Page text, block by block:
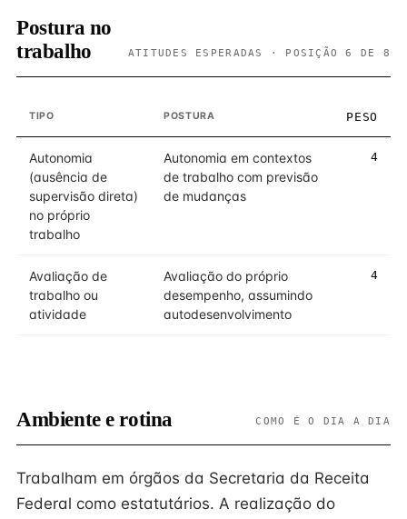
Postura no
trabalho
ATITUDES ESPERADAS · POSIÇÃO 6 DE 8
TIPO POSTURA PESO
Autonomia
(ausência de
supervisão direta)
no próprio
trabalho
Autonomia em contextos
de trabalho com previsão
de mudanças
4
Avaliação de
trabalho ou
atividade
Avaliação do próprio
desempenho, assumindo
autodesenvolvimento
4
Ambiente e rotina COMO É O DIA A DIA
Trabalham em órgãos da Secretaria da Receita
Federal como estatutários. A realização do